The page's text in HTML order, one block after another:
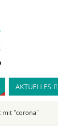
AKTUELLES
mit "corona"